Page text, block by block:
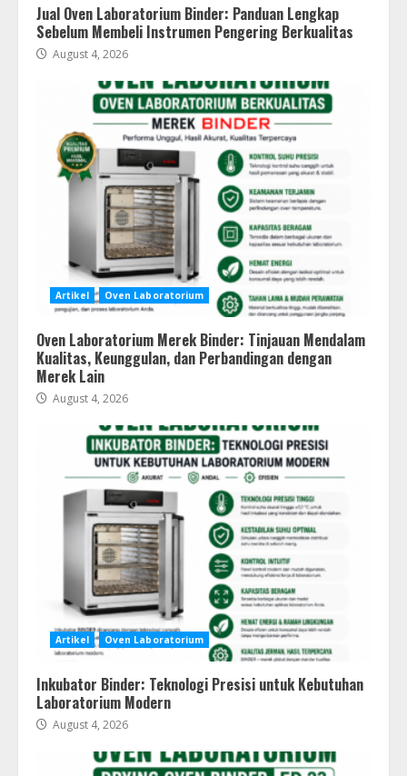
Jual Oven Laboratorium Binder: Panduan Lengkap
Sebelum Membeli Instrumen Pengering Berkualitas
August 4, 2026
Artikel Oven Laboratorium
Oven Laboratorium Merek Binder: Tinjauan Mendalam
Kualitas, Keunggulan, dan Perbandingan dengan
Merek Lain
August 4, 2026
Artikel Oven Laboratorium
Inkubator Binder: Teknologi Presisi untuk Kebutuhan
Laboratorium Modern
August 4, 2026